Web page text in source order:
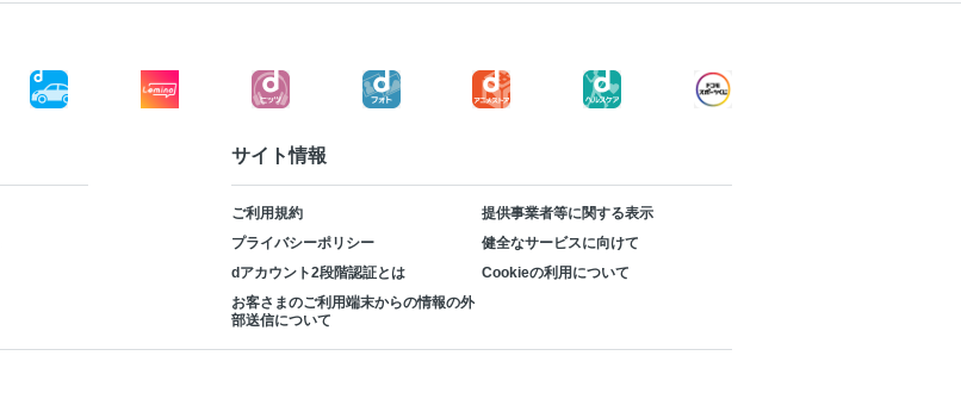
サイト情報
ご利用規約
提供事業者等に関する表示
プライバシーポリシー
健全なサービスに向けて
dアカウント2段階認証とは
Cookieの利用について
お客さまのご利用端末からの情報の外
部送信について